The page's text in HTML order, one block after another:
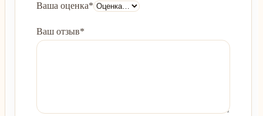
Ваша оценка*
Ваш отзыв*